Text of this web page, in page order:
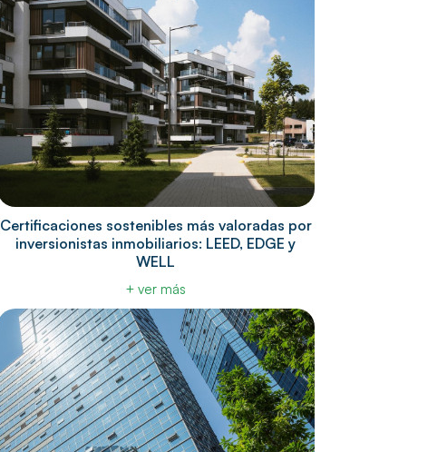
Certificaciones sostenibles más valoradas por
inversionistas inmobiliarios: LEED, EDGE y
WELL
+ ver más